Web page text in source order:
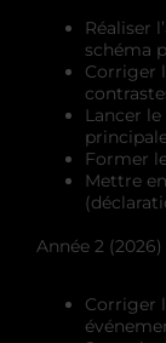
Réaliser
schéma
Corriger
Lancer
Former
Mettre
Année 2 (2026)
Corriger